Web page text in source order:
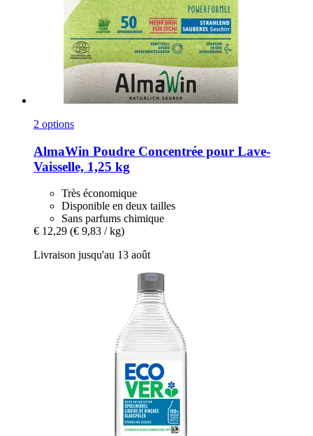
2 options
AlmaWin Poudre Concentrée pour Lave-​
Vaisselle, 1,25 kg
Très économique
Disponible en deux tailles
Sans parfums chimique
€ 12,29 (€ 9,83 / kg)
Livraison jusqu'au 13 août